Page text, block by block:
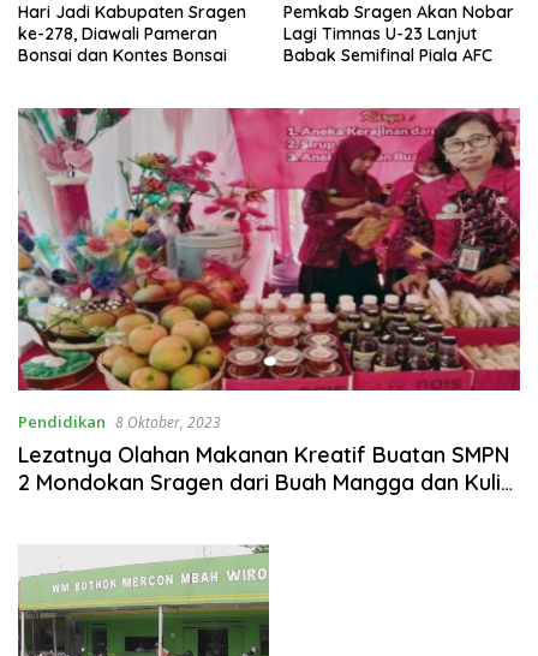
Hari Jadi Kabupaten Sragen
ke-278, Diawali Pameran
Bonsai dan Kontes Bonsai
Pemkab Sragen Akan Nobar
Lagi Timnas U-23 Lanjut
Babak Semifinal Piala AFC
Pendidikan 8 Oktober, 2023
Lezatnya Olahan Makanan Kreatif Buatan SMPN
2 Mondokan Sragen dari Buah Mangga dan Kulit